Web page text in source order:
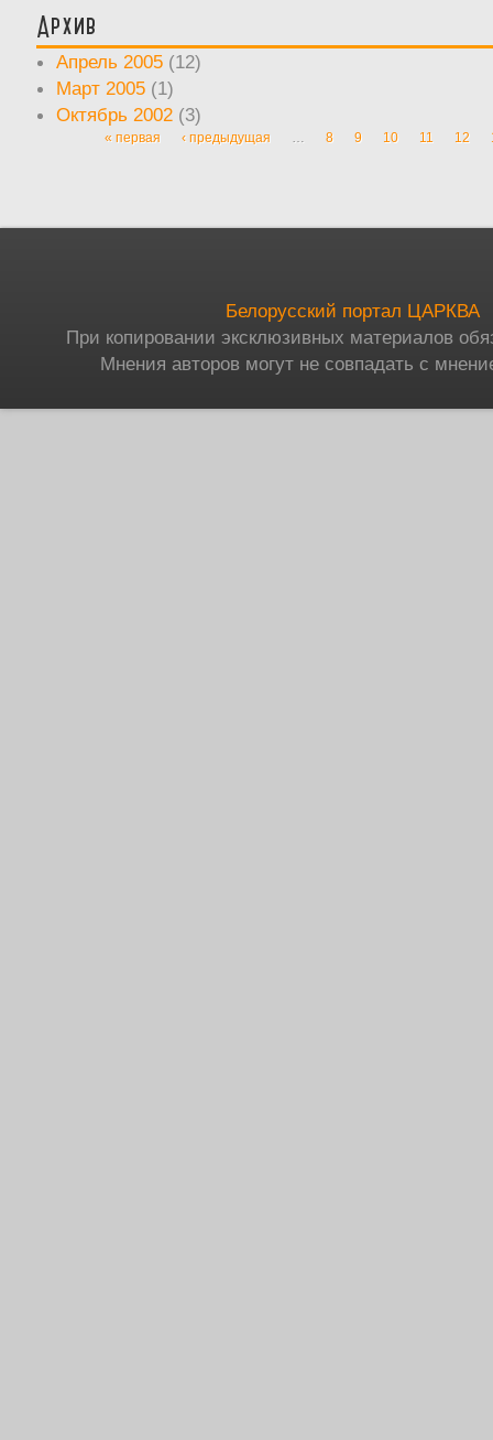
Архив
Апрель 2005 (12)
Март 2005 (1)
Октябрь 2002 (3)
Страницы
« первая ‹ предыдущая … 8 9 10 11 12
Белорусский портал ЦАРКВА
При копировании эксклюзивных материалов
Мнения авторов могут не совпадать с